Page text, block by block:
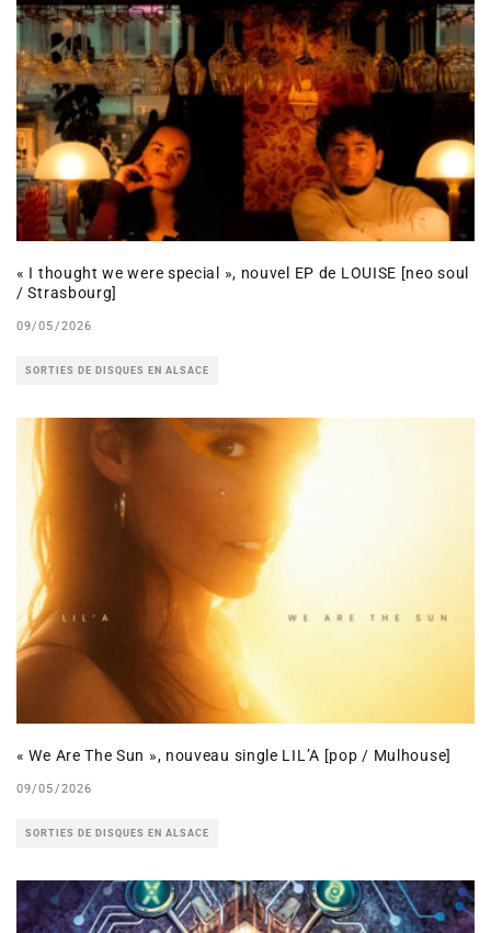
« I thought we were special », nouvel EP de LOUISE [neo soul
/ Strasbourg]
09/05/2026
SORTIES DE DISQUES EN ALSACE
« We Are The Sun », nouveau single LIL’A [pop / Mulhouse]
09/05/2026
SORTIES DE DISQUES EN ALSACE